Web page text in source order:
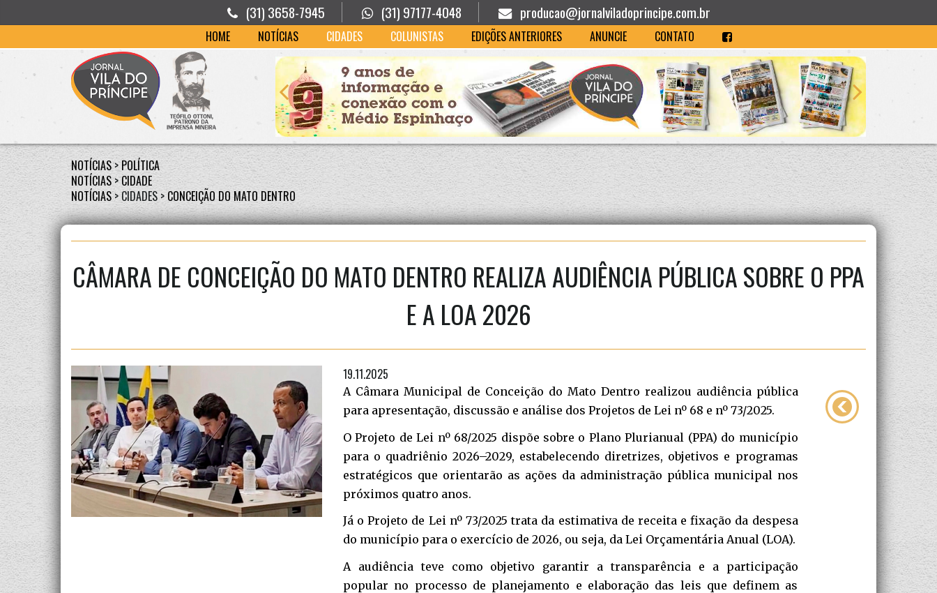
(31) 3658-7945 (31) 97177-4048 producao@jornalviladoprincipe.com.br
HOME NOTÍCIAS CIDADES COLUNISTAS EDIÇÕES ANTERIORES ANUNCIE CONTATO
NOTÍCIAS>POLÍTICA
NOTÍCIAS>CIDADE
NOTÍCIAS> CIDADES > CONCEIÇÃO DO MATO DENTRO
CÂMARA DE CONCEIÇÃO DO MATO DENTRO REALIZA AUDIÊNCIA PÚBLICA SOBRE O PPA
E A LOA 2026
19.11.2025
A Câmara Municipal de Conceição do Mato Dentro realizou audiência pública
para apresentação, discussão e análise dos Projetos de Lei nº 68 e nº 73/2025.
O Projeto de Lei nº 68/2025 dispõe sobre o Plano Plurianual (PPA) do município
para o quadriênio 2026–2029, estabelecendo diretrizes, objetivos e programas
estratégicos que orientarão as ações da administração pública municipal nos
próximos quatro anos.
Já o Projeto de Lei nº 73/2025 trata da estimativa de receita e fixação da despesa
do município para o exercício de 2026, ou seja, da Lei Orçamentária Anual (LOA).
A audiência teve como objetivo garantir a transparência e a participação
popular no processo de planejamento e elaboração das leis que definem as